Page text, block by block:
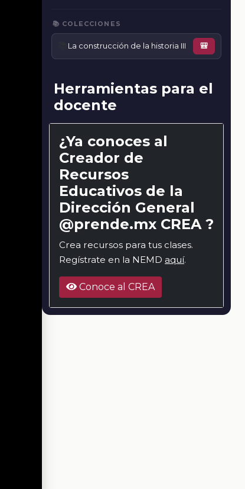
📚 COLECCIONES
La construcción de la historia III 🎒
Herramientas para el
docente
¿Ya conoces al
Creador de
Recursos
Educativos de la
Dirección General
@prende.mx CREA ?
Crea recursos para tus clases.
Regístrate en la NEMD aquí.
Conoce al CREA